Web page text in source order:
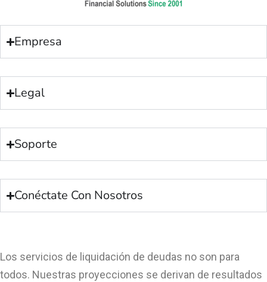
Empresa
Legal
Soporte
Conéctate Con Nosotros
Los servicios de liquidación de deudas no son para
todos. Nuestras proyecciones se derivan de resultados